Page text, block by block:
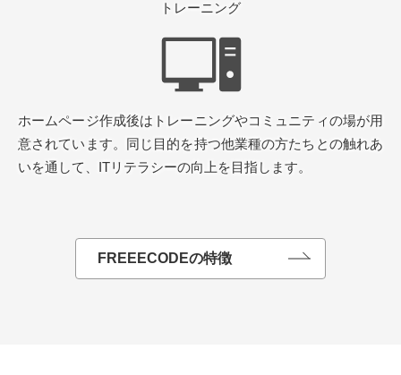
トレーニング
ホームページ作成後はトレーニングやコミュニティの場が用
意されています。
同じ目的を持つ他業種の方たちとの触れあ
いを通して、ITリテラシーの向上を目指します。
FREEECODEの特徴